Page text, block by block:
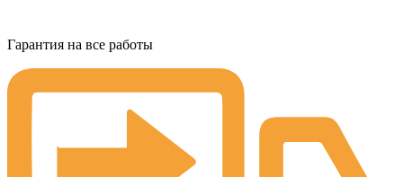
Гарантия на все работы